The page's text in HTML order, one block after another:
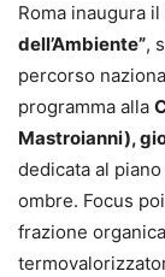
Roma inaugura
dell’Ambiente”,
percorso
programma alla
Mastroianni),
dedicata al
ombre. Focus
frazione